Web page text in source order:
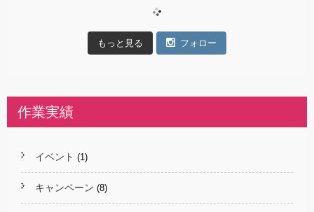
もっと見る フォロー
作業実績
イベント (1)
キャンペーン (8)